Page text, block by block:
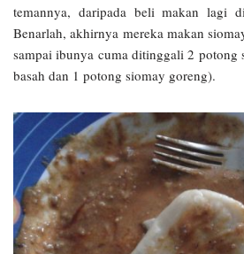
temannya, daripada beli makan lagi
Benarlah, akhirnya mereka makan
sampai ibunya cuma ditinggali 2 potong
basah dan 1 potong siomay goreng).